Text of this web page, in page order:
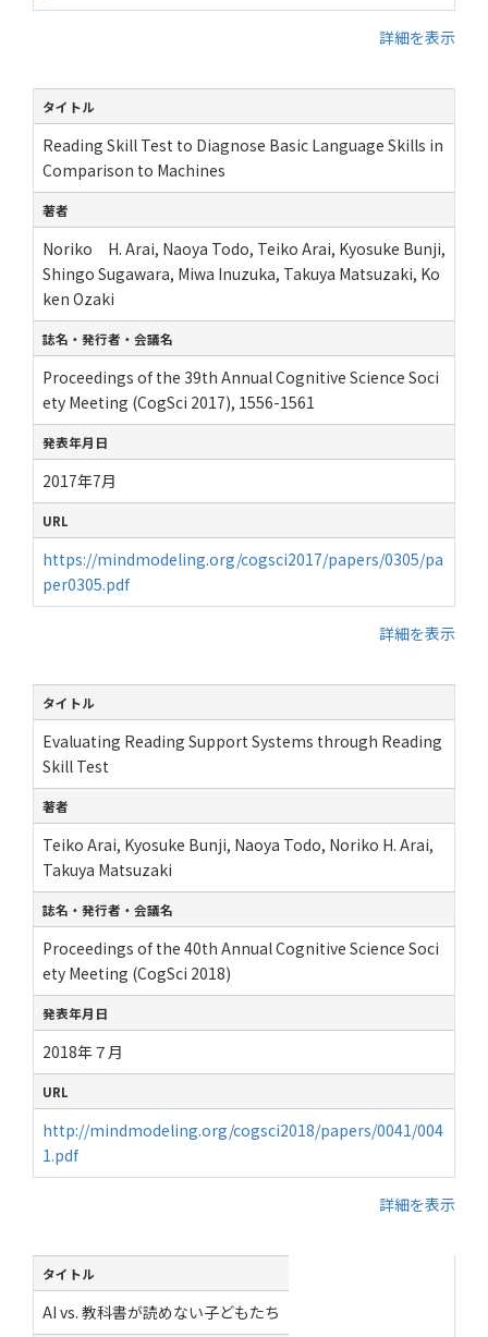
詳細を表示
タイトル
Reading Skill Test to Diagnose Basic Language Skills in
Comparison to Machines
著者
Noriko H. Arai, Naoya Todo, Teiko Arai, Kyosuke Bunji,
Shingo Sugawara, Miwa Inuzuka, Takuya Matsuzaki, Ko
ken Ozaki
誌名・発行者・会議名
Proceedings of the 39th Annual Cognitive Science Soci
ety Meeting (CogSci 2017), 1556-1561
発表年月日
2017年7月
URL
https://mindmodeling.org/cogsci2017/papers/0305/pa
per0305.pdf
詳細を表示
タイトル
Evaluating Reading Support Systems through Reading
Skill Test
著者
Teiko Arai, Kyosuke Bunji, Naoya Todo, Noriko H. Arai,
Takuya Matsuzaki
誌名・発行者・会議名
Proceedings of the 40th Annual Cognitive Science Soci
ety Meeting (CogSci 2018)
発表年月日
2018年７月
URL
http://mindmodeling.org/cogsci2018/papers/0041/004
1.pdf
詳細を表示
タイトル
AI vs. 教科書が読めない子どもたち